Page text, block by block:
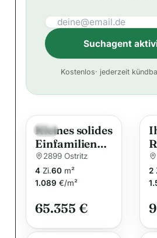
Suchagent
t
Kostenlos· jederzeit
Neu
Kleines solides
Einfamilienha
us mit
Fachwerkante
il in der
2899 Ostritz
4 Zi.60 m²
1.089 €/m²
65.355 €
2